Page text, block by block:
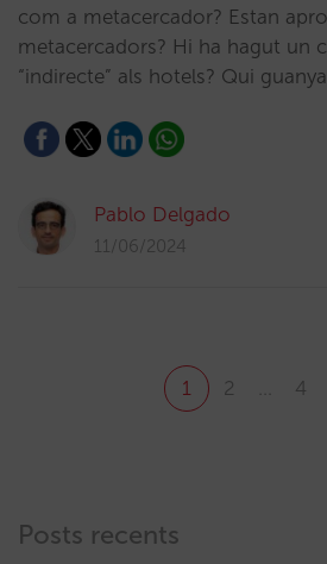
com a metacercador? Estan
metacercadors? Hi ha hagut un
“indirecte” als hotels? Qui
Pablo Delgado
11/06/2024
1 2 4
Posts recents